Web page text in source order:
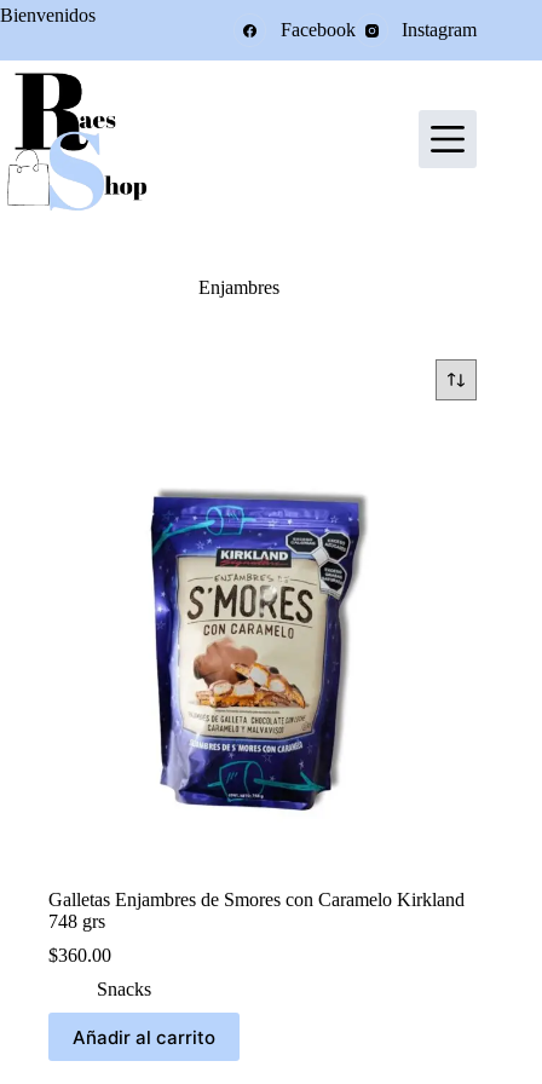
Saltar
Bienvenidos
Facebook Instagram
Enjambres
Galletas Enjambres de Smores con Caramelo Kirkland
748 grs
$360.00
Snacks
Añadir al carrito